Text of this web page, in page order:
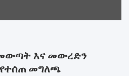
እና መውረድን
መግለጫ